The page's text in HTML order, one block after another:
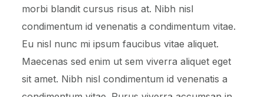
morbi blandit cursus risus at. Nibh nisl
condimentum id venenatis a condimentum vitae.
Eu nisl nunc mi ipsum faucibus vitae aliquet.
Maecenas sed enim ut sem viverra aliquet eget
sit amet. Nibh nisl condimentum id venenatis a